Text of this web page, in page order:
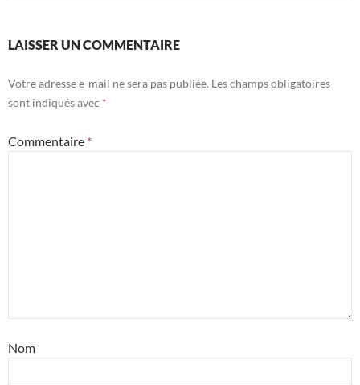
LAISSER UN COMMENTAIRE
Votre adresse e-mail ne sera pas publiée. Les champs obligatoires
sont indiqués avec *
Commentaire *
Nom